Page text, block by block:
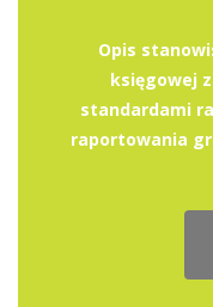
Opis
księgowej
standardami
raportowania